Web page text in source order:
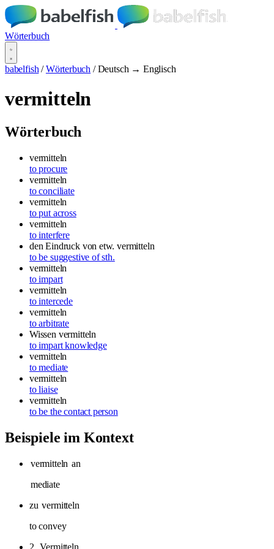
Wörterbuch
babelfish / Wörterbuch / Deutsch → Englisch
vermitteln
Wörterbuch
vermitteln
to procure
vermitteln
to conciliate
vermitteln
to put across
vermitteln
to interfere
den Eindruck von etw. vermitteln
to be suggestive of sth.
vermitteln
to impart
vermitteln
to intercede
vermitteln
to arbitrate
Wissen vermitteln
to impart knowledge
vermitteln
to mediate
vermitteln
to liaise
vermitteln
to be the contact person
Beispiele im Kontext
vermitteln an
mediate
zu vermitteln
to convey
2.
Vermitteln